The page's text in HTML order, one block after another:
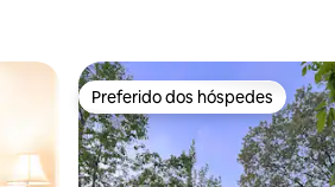
Preferido dos hóspedes
Preferido dos hóspedes